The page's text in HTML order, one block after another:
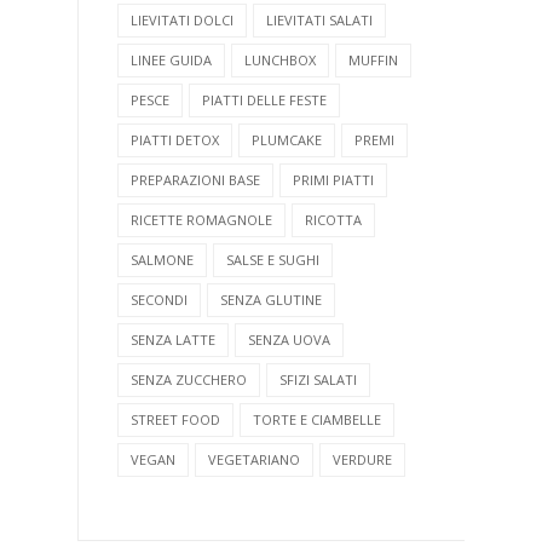
LIEVITATI DOLCI LIEVITATI SALATI
LINEE GUIDA LUNCHBOX MUFFIN
PESCE PIATTI DELLE FESTE
PIATTI DETOX PLUMCAKE PREMI
PREPARAZIONI BASE PRIMI PIATTI
RICETTE ROMAGNOLE RICOTTA
SALMONE SALSE E SUGHI
SECONDI SENZA GLUTINE
SENZA LATTE SENZA UOVA
SENZA ZUCCHERO SFIZI SALATI
STREET FOOD TORTE E CIAMBELLE
VEGAN VEGETARIANO VERDURE